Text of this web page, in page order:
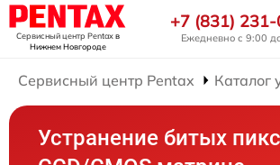
Сервисный центр Pentaxв
Нижнем Новгороде
+7 (831)
Ежедневно с 9:00
Сервисный центр Pentax Каталог
Устранение битых